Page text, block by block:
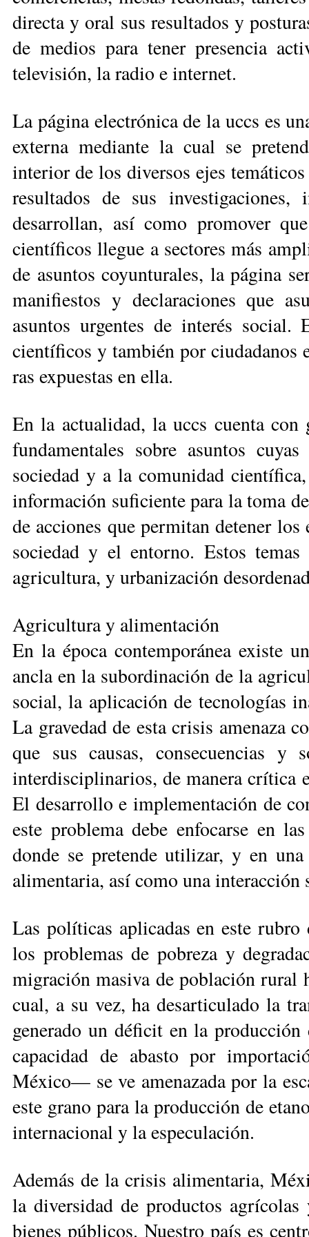
directa y oral sus resultados y
de medios para tener presencia
televisión, la radio e internet.
La página electrónica de la uccs es
externa mediante la cual se
interior de los diversos ejes
resultados de sus
desarrollan, así como promover
científicos llegue a secto­res más
de asun­tos coyunturales, la página
manifiestos y declaraciones que
asuntos urgentes de interés social.
científicos y también por ciudadanos
ras expuestas en ella.
En la actualidad, la uccs cuenta
fundamentales sobre asuntos
sociedad y a la co­­mu­nidad
información suficiente para la toma
de acciones que permitan detener
sociedad y el entorno. Estos
agricultura, y urbanización
Agricultura y alimentación
En la época contemporánea exis­te
ancla en la subordinación de la
social, la aplicación de tecnologías
La gravedad de esta crisis ame­naza
que sus causas, consecuencias y
interdisciplinarios, de manera crítica
El desarrollo e implementación de
este pro­ble­ma debe enfocarse en
donde se pretende utilizar, y en
alimentaria, así como una interacción
Las políticas aplicadas en este
los pro­ble­mas de pobreza y
migración masiva de población rural
cual, a su vez, ha desarticulado la
generado un déficit en la
capacidad de abasto por
México— se ve amenazada por la
este grano para la producción de
internacional y la especulación.
Además de la crisis ali­men­taria,
la diversidad de productos
bienes públicos. Nues­tro país es